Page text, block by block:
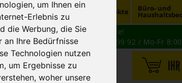
um Ihnen ein
Erlebnis zu
die Werbung, die Sie
an Ihre Bedürfnisse
Technologien nutzen
um Ergebnisse zu
woher unsere
Süsswaren /
Knabbereien Hygieneprodukte Büro- und
zeitnahe Liefertermine für Sie!
auch TELEFONISCH
auf: 01 599 92 / Mo-Fr
16:30